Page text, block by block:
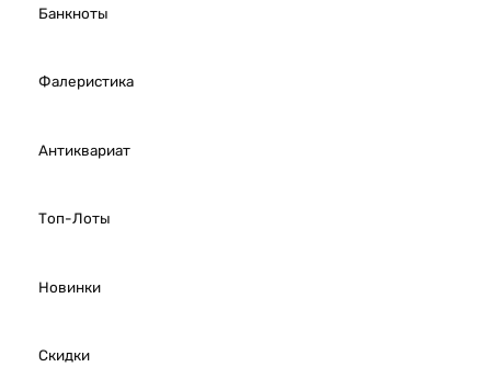
Банкноты
Фалеристика
Антиквариат
Топ-Лоты
Новинки
Скидки